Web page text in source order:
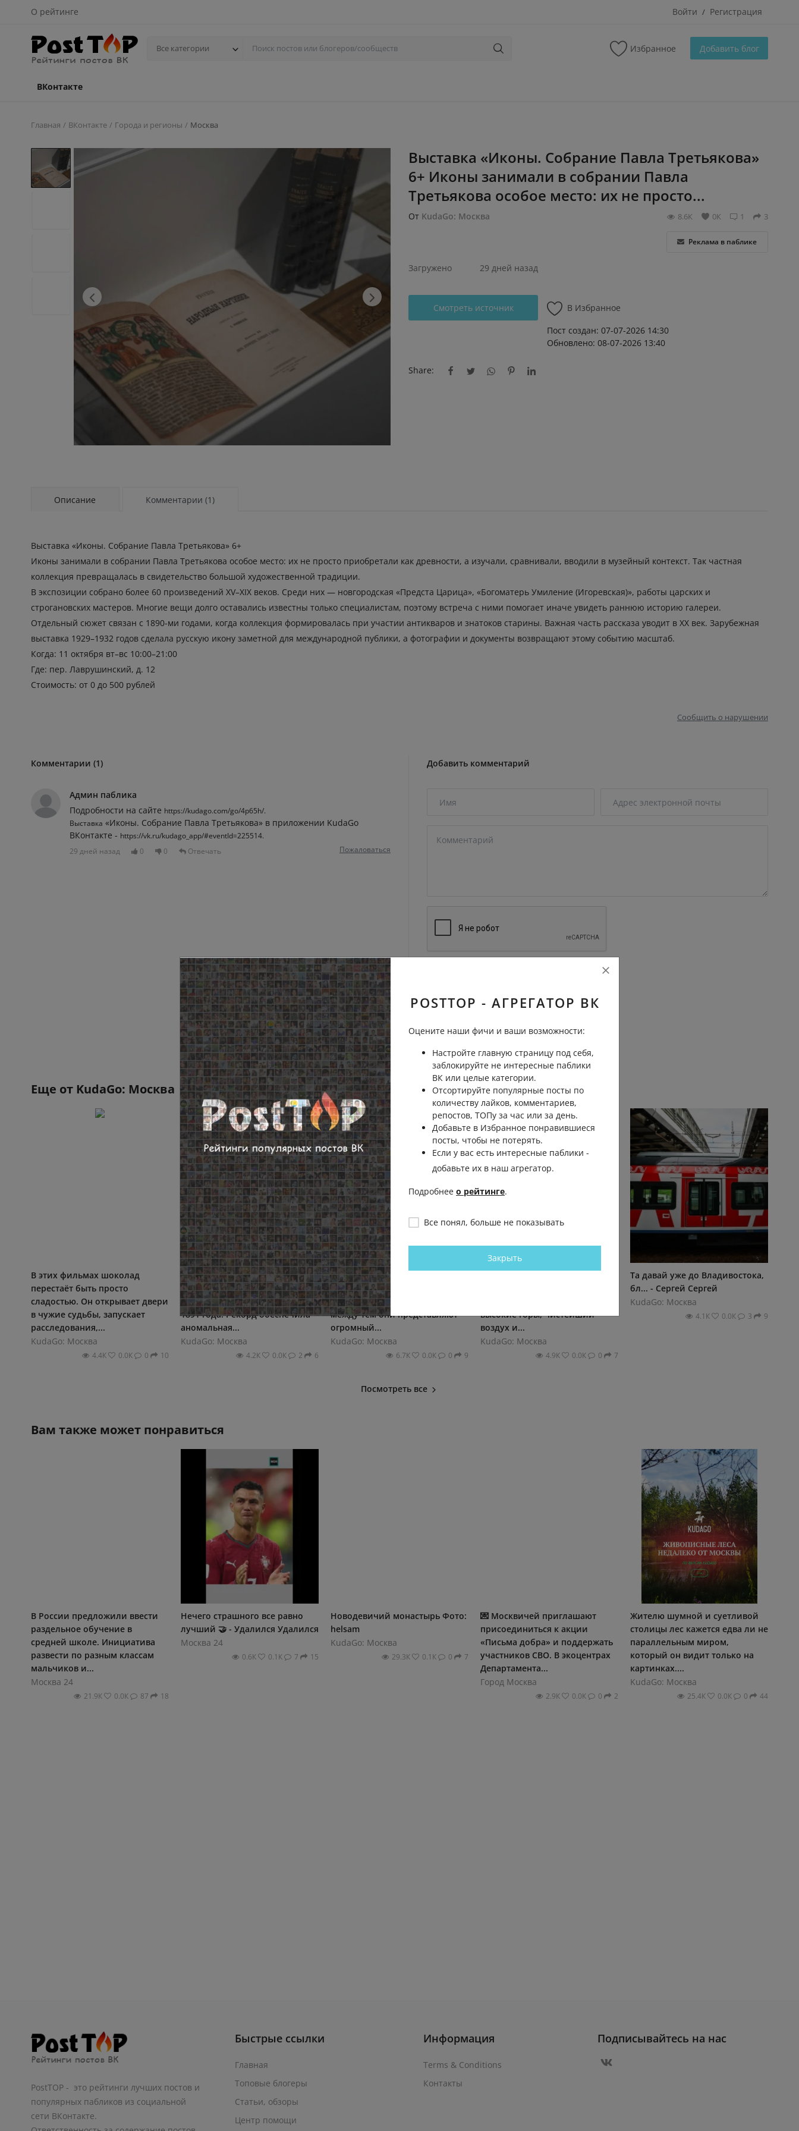
О рейтинге Войти / Регистрация
Все категории Избранное Добавить блог
ВКонтакте
Главная ВКонтакте Города и регионы Москва
Выставка «Иконы. Собрание Павла Третьякова»
6+ Иконы занимали в собрании Павла
Третьякова особое место: их не просто...
От KudaGo: Москва 3
1
0К
8.6К
Реклама в паблике
Загружено 29 дней назад
Смотреть источник
В Избранное
Пост создан: 07-07-2026 14:30
Обновлено: 08-07-2026 13:40
Share:
Описание Комментарии (1)
Выставка «Иконы. Собрание Павла Третьякова» 6+
Иконы занимали в собрании Павла Третьякова особое место: их не просто приобретали как древности, а изучали, сравнивали, вводили в музейный контекст. Так частная
коллекция превращалась в свидетельство большой художественной традиции.
В экспозиции собрано более 60 произведений XV–XIX веков. Среди них — новгородская «Предста Царица», «Богоматерь Умиление (Игоревская)», работы царских и
строгановских мастеров. Многие вещи долго оставались известны только специалистам, поэтому встреча с ними помогает иначе увидеть раннюю историю галереи.
Отдельный сюжет связан с 1890-ми годами, когда коллекция формировалась при участии антикваров и знатоков старины. Важная часть рассказа уводит в XX век. Зарубежная
выставка 1929–1932 годов сделала русскую икону заметной для международной публики, а фотографии и документы возвращают этому событию масштаб.
Когда: 11 октября вт–вс 10:00–21:00
Где: пер. Лаврушинский, д. 12
Стоимость: от 0 до 500 рублей
Сообщить о нарушении
Комментарии (1)
Админ паблика
Подробности на сайте https://kudago.com/go/4p65h/.
Выставка «Иконы. Собрание Павла Третьякова» в приложении KudaGo
ВКонтакте - https://vk.ru/kudago_app/#eventId=225514.
29 дней назад
0 0 Отвечать Пожаловаться
Добавить комментарий
Еще от KudaGo: Москва
В этих фильмах шоколад
перестаёт быть просто
сладостью. Он открывает двери
в чужие судьбы, запускает
расследования,...
KudaGo: Москва
4.4К 0.0К 0 10
Июль 2026 года стал самым
жарким за всю историю
метеонаблюдений в России с
1891 года. Рекорд обеспечила
аномальная...
KudaGo: Москва
4.2К 0.0К 2 6
Музеи из этого списка редко
можно встретить в
классических путеводителях, а
между тем они представляют
огромный...
KudaGo: Москва
6.7К 0.0К 0 9
высокие горы, чистейший
воздух и...
KudaGo: Москва
4.9К 0.0К 0 7
Та давай уже до Владивостока,
бл... - Сергей Сергей
KudaGo: Москва
4.1К 0.0К 3 9
Посмотреть все
Вам также может понравиться
В России предложили ввести
раздельное обучение в
средней школе. Инициатива
развести по разным классам
мальчиков и...
Москва 24
21.9К 0.0К 87 18
Нечего страшного все равно
лучший 🤝 - Удалился Удалился
Москва 24
0.6К 0.1К 7 15
Новодевичий монастырь Фото:
helsam
KudaGo: Москва
29.3К 0.1К 0 7
💌 Москвичей приглашают
присоединиться к акции
«Письма добра» и поддержать
участников СВО. В экоцентрах
Департамента...
Город Москва
2.9К 0.0К 0 2
Жителю шумной и суетливой
столицы лес кажется едва ли не
параллельным миром,
который он видит только на
картинках....
KudaGo: Москва
25.4К 0.0К 0 44
PostTOP - это рейтинги лучших постов и
популярных пабликов из социальной
сети ВКонтакте.
Быстрые ссылки
Главная
Топовые блогеры
Статьи, обзоры
Центр помощи
Информация
Terms & Conditions
Контакты
Подписывайтесь на нас
POSTTOP - АГРЕГАТОР ВК
Оцените наши фичи и ваши возможности:
Настройте главную страницу под себя,
заблокируйте не интересные паблики
ВК или целые категории.
Отсортируйте популярные посты по
количеству лайков, комментариев,
репостов, ТОПу за час или за день.
Добавьте в Избранное понравившиеся
посты, чтобы не потерять.
Если у вас есть интересные паблики -
добавьте их в наш агрегатор.
Подробнее о рейтинге.
Все понял, больше не показывать
Закрыть